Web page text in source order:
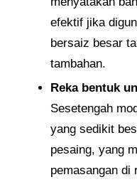
efektif jika
bersaiz besar
tambahan.
Reka bentuk
Sesetengah
yang sedikit
pesaing, yang
pemasangan di